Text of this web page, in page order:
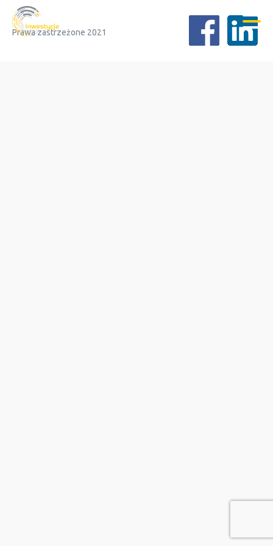
Prawa zastrzeżone 2021